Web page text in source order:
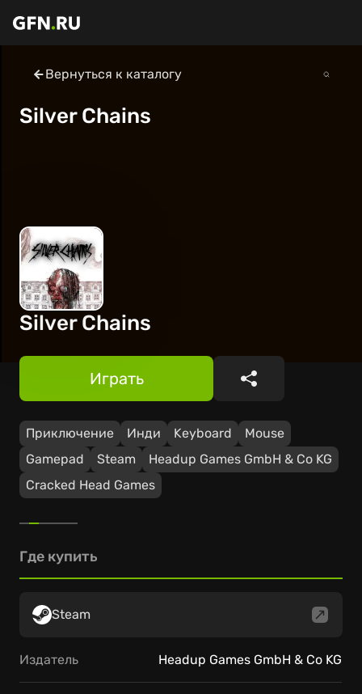
Вернуться к каталогу
Silver Chains
Silver Chains
Приключение Инди Keyboard
Mouse
Gamepad
Steam
Headup Games GmbH & Co KG
Cracked Head Games
Играть Поделиться
Где купить
Steam
Издатель Headup Games GmbH & Co KG